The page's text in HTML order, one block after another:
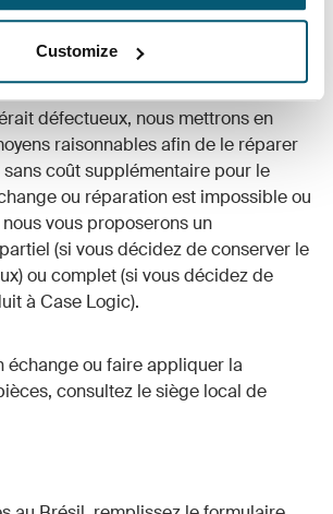
Customize
consommateur en vertu de la
applicable au contrat de vente que
avec Case Logic.
défectueux, nous mettrons en
raisonnables afin de le réparer
coût supplémentaire pour le
ou réparation est impossible ou
vous proposerons un
(si vous décidez de conserver le
ou complet (si vous décidez de
à Case Logic).
échange ou faire appliquer la
consultez le siège local de